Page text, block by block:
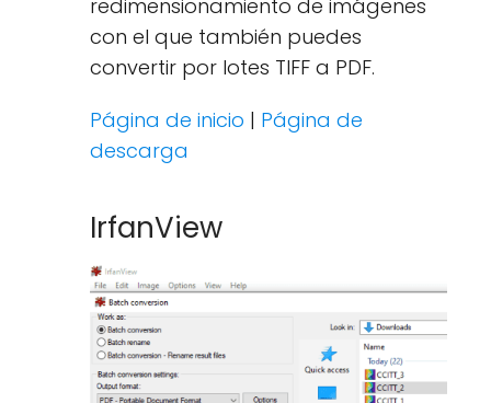
redimensionamiento de imágenes
con el que también puedes
convertir por lotes TIFF a PDF.
Página de inicio | Página de
descarga
IrfanView